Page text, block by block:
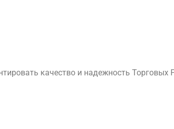
качество и надежность Торговых